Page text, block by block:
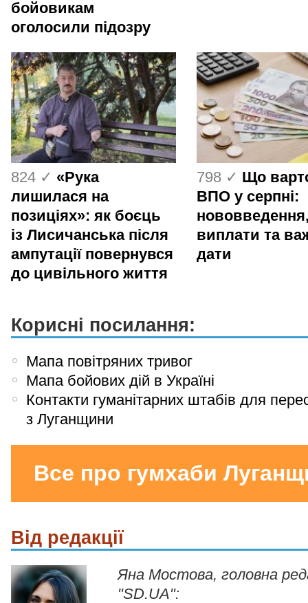
бойовикам
оголосили підозру
824 ✓ «Рука
лишилася на
позиціях»: як боєць
із Лисичанська після
ампутації повернувся
до цивільного життя
798 ✓ Що
ВПО у серпні:
виплати та
дати
Корисні посилання:
Мапа повітряних тривог
Мапа бойових дій в Україні
Контакти гуманітарних штабів для
з Луганщини
Все про гумхаби
Від редакції
Яна Мостова, головна
"SD.UA":